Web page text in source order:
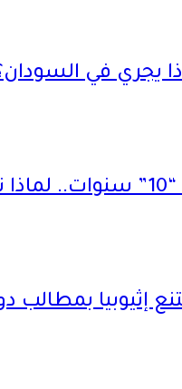
يجري في
إثيوبيا